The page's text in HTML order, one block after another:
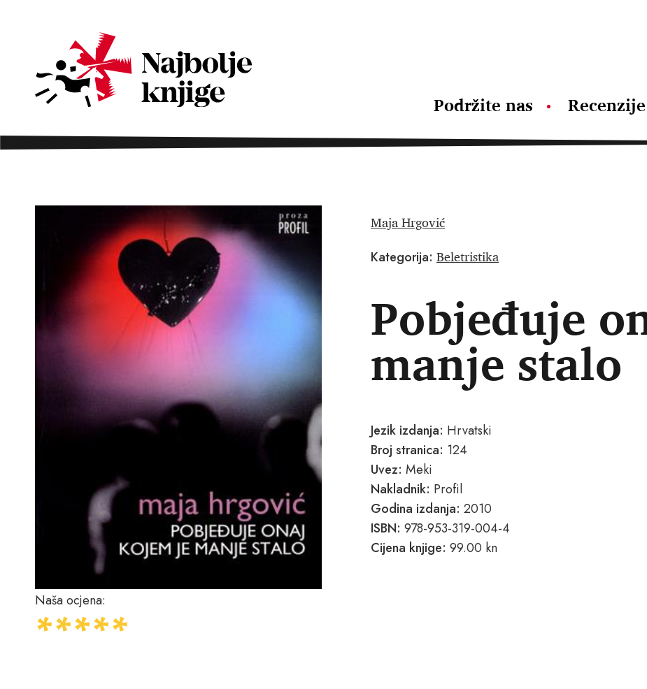
Podržite nas Recenzije
Maja Hrgović
Kategorija: Beletristika
Pobjeđuje
manje stalo
Jezik izdanja: Hrvatski
Broj stranica: 124
Uvez: Meki
Nakladnik: Profil
Godina izdanja: 2010
ISBN: 978-953-319-004-4
Cijena knjige: 99.00 kn
Naša ocjena: